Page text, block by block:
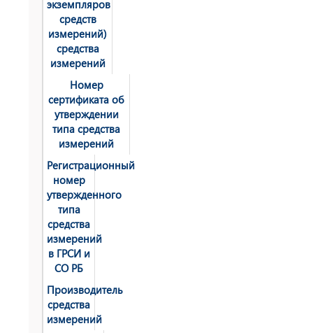
экземпляров
средств
измерений)
средства
измерений
Номер
сертификата об
утверждении
типа средства
измерений
Регистрационный
номер
утвержденного
типа
средства
измерений
в ГРСИ и
СО РБ
Производитель
средства
измерений